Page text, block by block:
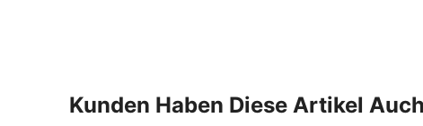
Kunden Haben Diese Artikel